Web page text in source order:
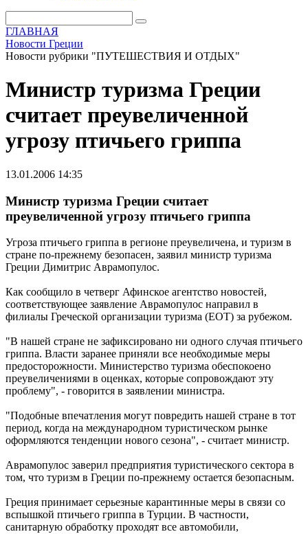
ГЛАВНАЯ
Новости Греции
Новости рубрики "ПУТЕШЕСТВИЯ И ОТДЫХ"
Министр туризма Греции
считает преувеличенной
угрозу птичьего гриппа
13.01.2006 14:35
Министр туризма Греции считает
преувеличенной угрозу птичьего гриппа
Угроза птичьего гриппа в регионе преувеличена, и туризм в
стране по-прежнему безопасен, заявил министр туризма
Греции Димитрис Аврамопулос.
Как сообщило в четверг Афинское агентство новостей,
соответствующее заявление Аврамопулос направил в
филиалы Греческой организации туризма (ЕОТ) за рубежом.
"В нашей стране не зафиксировано ни одного случая птичьего
гриппа. Власти заранее приняли все необходимые меры
предосторожности. Министерство туризма обеспокоено
преувеличениями в оценках, которые сопровождают эту
проблему", - говорится в заявлении министра.
"Подобные впечатления могут повредить нашей стране в тот
период, когда на международном туристическом рынке
оформляются тенденции нового сезона", - считает министр.
Аврамопулос заверил предприятия туристического сектора в
том, что туризм в Греции по-прежнему остается безопасным.
Греция принимает серьезные карантинные меры в связи со
вспышкой птичьего гриппа в Турции. В частности,
санитарную обработку проходят все автомобили,